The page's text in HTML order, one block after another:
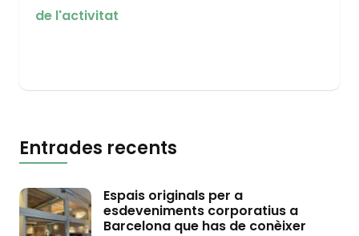
de l'activitat
Entrades recents
Espais originals per a
esdeveniments corporatius a
Barcelona que has de conèixer